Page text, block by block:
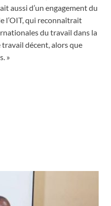
aussi d’un engagement du
l’OIT, qui reconnaîtrait
du travail dans la
décent, alors que
»